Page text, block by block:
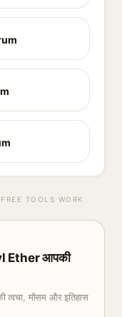
TOOLS WORK
Ether आपकी
मौसम और इतिहास